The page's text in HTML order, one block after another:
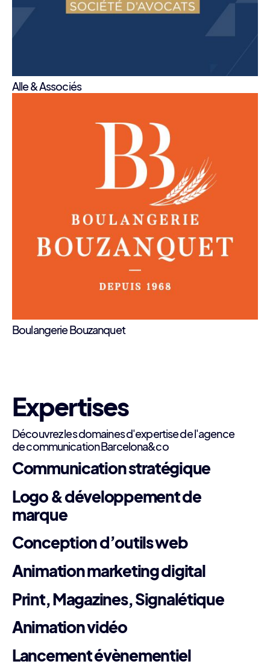
Alle & Associés
Boulangerie Bouzanquet
Expertises
Découvrez les domaines d'expertise de l'agence
de communication Barcelona&co
Communication stratégique
Logo & développement de
marque
Conception d’outils web
Animation marketing digital
Print, Magazines, Signalétique
Animation vidéo
Lancement évènementiel